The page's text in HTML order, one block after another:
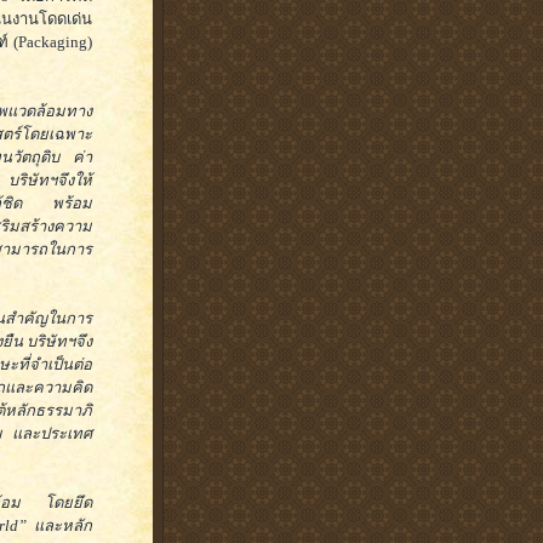
งานโดดเด่น
วดล้อมทาง
โดยเฉพาะ
นวัตถุดิบ ค่า
ริษัทฯจึงให้
กล้ชิด พร้อม
สร้างความ
ารถในการ
สำคัญในการ
น บริษัทฯจึง
ที่จำเป็นต่อ
ะความคิด
ลักธรรมาภิ
และประเทศ
ล้อม โดยยึด
และหลัก